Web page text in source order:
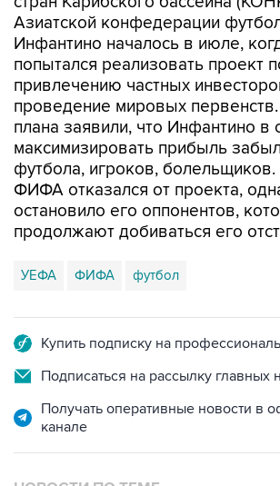
Азиатской конфедерации
Инфантино началось в июле,
попытался реализовать проект
привлечению частных
проведение мировых первенств.
плана заявили, что Инфантино в
максимизировать прибыль
футбола, игроков, болельщиков.
ФИФА отказался от проекта,
остановило его оппонентов,
продолжают добиваться его
УЕФА ФИФА футбол
Купить подписку на
Подписаться на рассылку главных
Получать оперативные новости в
канале